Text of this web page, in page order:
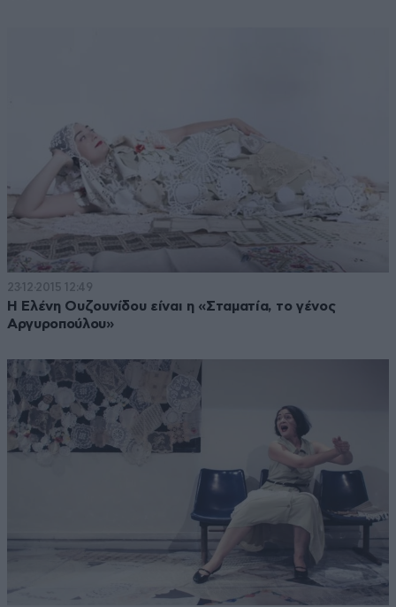
23·12·2015 12:49
Η Ελένη Ουζουνίδου είναι η «Σταματία, το γένος
Αργυροπούλου»